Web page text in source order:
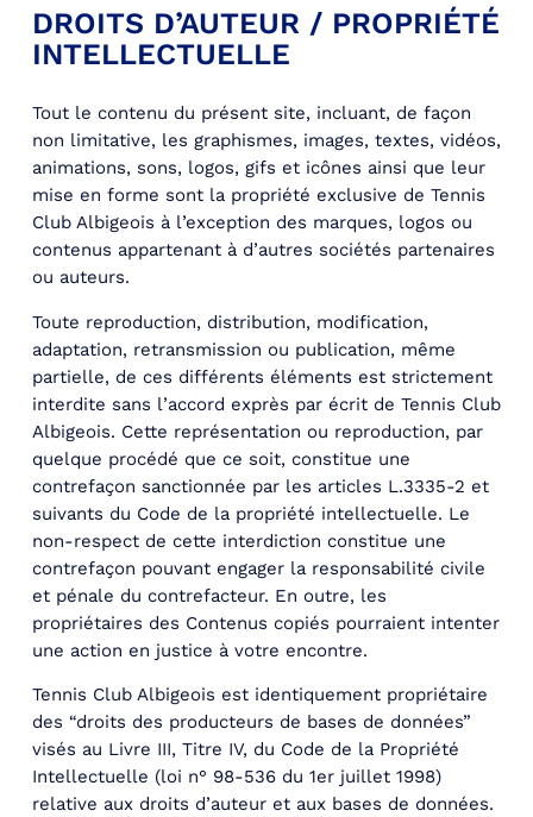
DROITS D’AUTEUR / PROPRIÉTÉ
INTELLECTUELLE
Tout le contenu du présent site, incluant, de façon
non limitative, les graphismes, images, textes, vidéos,
animations, sons, logos, gifs et icônes ainsi que leur
mise en forme sont la propriété exclusive de Tennis
Club Albigeois à l’exception des marques, logos ou
contenus appartenant à d’autres sociétés partenaires
ou auteurs.
Toute reproduction, distribution, modification,
adaptation, retransmission ou publication, même
partielle, de ces différents éléments est strictement
interdite sans l’accord exprès par écrit de Tennis Club
Albigeois. Cette représentation ou reproduction, par
quelque procédé que ce soit, constitue une
contrefaçon sanctionnée par les articles L.3335-2 et
suivants du Code de la propriété intellectuelle. Le
non-respect de cette interdiction constitue une
contrefaçon pouvant engager la responsabilité civile
et pénale du contrefacteur. En outre, les
propriétaires des Contenus copiés pourraient intenter
une action en justice à votre encontre.
Tennis Club Albigeois est identiquement propriétaire
des “droits des producteurs de bases de données”
visés au Livre III, Titre IV, du Code de la Propriété
Intellectuelle (loi n° 98-536 du 1er juillet 1998)
relative aux droits d’auteur et aux bases de données.